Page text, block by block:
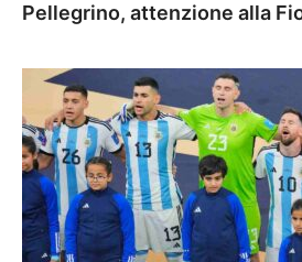
Pellegrino, attenzione alla